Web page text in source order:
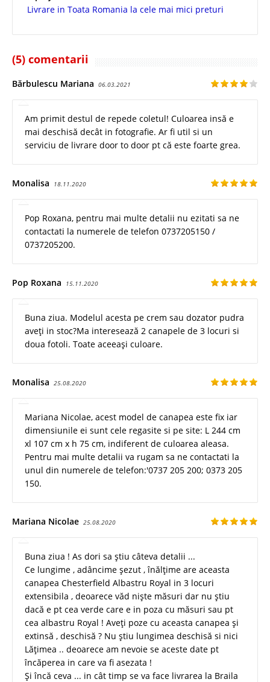
Livrare in Toata Romania la cele mai mici preturi
(5) comentarii
Bărbulescu Mariana 06.03.2021
Am primit destul de repede coletul! Culoarea insă e
mai deschisă decât in fotografie. Ar fi util si un
serviciu de livrare door to door pt că este foarte grea.
Monalisa 18.11.2020
Pop Roxana, pentru mai multe detalii nu ezitati sa ne
contactati la numerele de telefon 0737205150 /
0737205200.
Pop Roxana 15.11.2020
Buna ziua. Modelul acesta pe crem sau dozator pudra
aveți in stoc?Ma interesează 2 canapele de 3 locuri si
doua fotoli. Toate aceeași culoare.
Monalisa 25.08.2020
Mariana Nicolae, acest model de canapea este fix iar
dimensiunile ei sunt cele regasite si pe site: L 244 cm
xl 107 cm x h 75 cm, indiferent de culoarea aleasa.
Pentru mai multe detalii va rugam sa ne contactati la
unul din numerele de telefon:'0737 205 200; 0373 205
150.
Mariana Nicolae 25.08.2020
Buna ziua ! As dori sa știu câteva detalii ...
Ce lungime , adâncime șezut , înălțime are aceasta
canapea Chesterfield Albastru Royal in 3 locuri
extensibila , deoarece văd niște măsuri dar nu știu
dacă e pt cea verde care e in poza cu măsuri sau pt
cea albastru Royal ! Aveți poze cu aceasta canapea și
extinsă , deschisă ? Nu știu lungimea deschisă si nici
Lățimea .. deoarece am nevoie se aceste date pt
încăperea in care va fi asezata !
Și încă ceva ... in cât timp se va face livrarea la Braila